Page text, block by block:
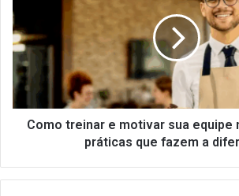
motivar
sua
equipe
no
restaurante:
práticas
queComo treinar e motivar sua equipe
práticas que fazem a